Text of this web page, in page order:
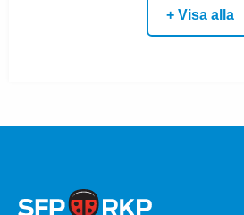
+ Visa alla